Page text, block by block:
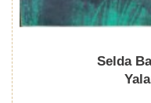
Selda